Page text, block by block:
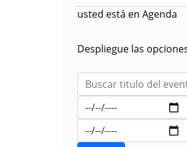
usted está en Agenda
Despliegue las